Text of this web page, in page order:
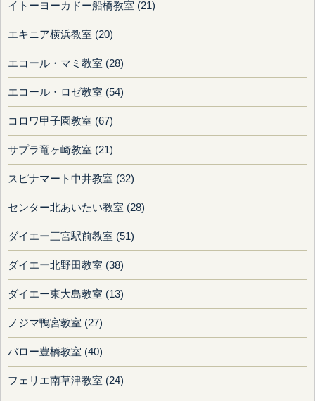
イトーヨーカドー船橋教室 (21)
エキニア横浜教室 (20)
エコール・マミ教室 (28)
エコール・ロゼ教室 (54)
コロワ甲子園教室 (67)
サプラ竜ヶ崎教室 (21)
スピナマート中井教室 (32)
センター北あいたい教室 (28)
ダイエー三宮駅前教室 (51)
ダイエー北野田教室 (38)
ダイエー東大島教室 (13)
ノジマ鴨宮教室 (27)
バロー豊橋教室 (40)
フェリエ南草津教室 (24)